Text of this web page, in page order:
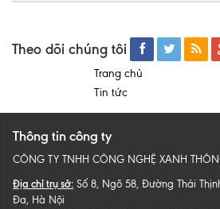
Theo dõi chúng tôi
Trang chủ
Tin tức
Thông tin công ty
CÔNG TY TNHH CÔNG NGHỆ XANH
Địa chỉ trụ sở: Số 8, Ngõ 58, Đường Thái
Đa, Hà Nội